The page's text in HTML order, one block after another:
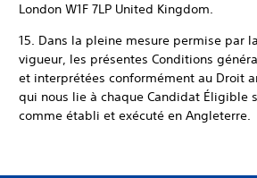
London W1F 7LP United Kingdom.
15. Dans la pleine mesure permise par
vigueur, les présentes Conditions
et interprétées conformément au Droit
qui nous lie à chaque Candidat Éligible
comme établi et exécuté en Angleterre.